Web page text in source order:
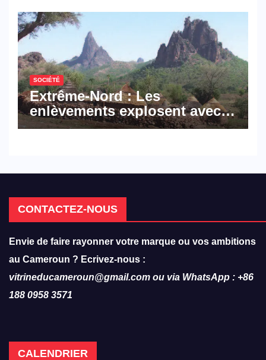
hôtellerie-restauration
SOCIÉTÉ
Extrême-Nord : Les
enlèvements explosent avec
308 victimes en trois mois
CONTACTEZ-NOUS
Envie de faire rayonner votre marque ou vos ambitions
au Cameroun ? Ecrivez-nous :
vitrineducameroun@gmail.com ou via WhatsApp : +86
188 0958 3571
CALENDRIER